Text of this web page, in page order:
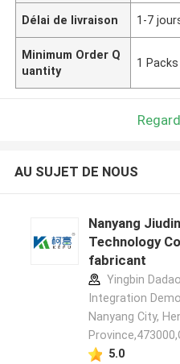
Délai de livraison 1-7
Minimum Order Q
uantity
1 Packs
AU SUJET DE NOUS
Nanyang
Technology
fabricant
Yingbin
Integration
Nanyang City,
5.0